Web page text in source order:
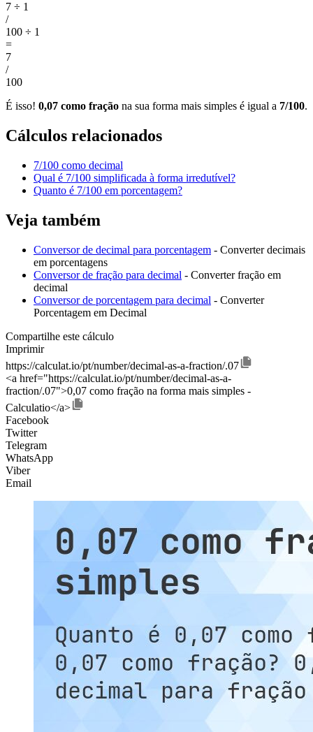
7 ÷ 1
/
100 ÷ 1
=
7
/
100
É isso! 0,07 como fração na sua forma mais simples é igual a 7/100.
Cálculos relacionados
7/100 como decimal
Qual é 7/100 simplificada à forma irredutível?
Quanto é 7/100 em porcentagem?
Veja também
Conversor de decimal para porcentagem - Converter decimais
em porcentagens
Conversor de fração para decimal - Converter fração em
decimal
Conversor de porcentagem para decimal - Converter
Porcentagem em Decimal
Compartilhe este cálculo
Imprimir
https://calculat.io/pt/number/decimal-as-a-fraction/.07
<a href="https://calculat.io/pt/number/decimal-as-a-
fraction/.07">0,07 como fração na forma mais simples -
Calculatio</a>
Facebook
Twitter
Telegram
WhatsApp
Viber
Email